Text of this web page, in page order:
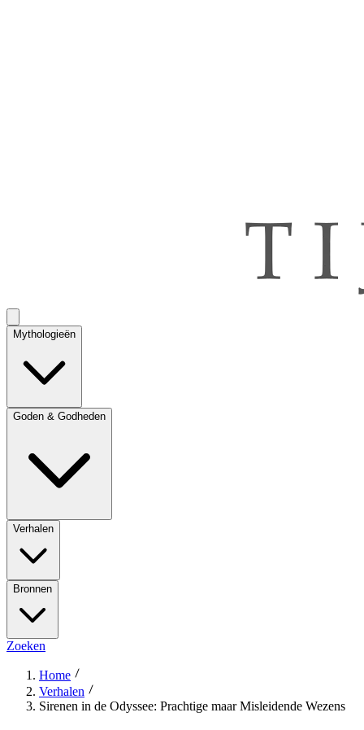
Mythologieën
Goden & Godheden
Verhalen
Bronnen
Zoeken
Home
Verhalen
Sirenen in de Odyssee: Prachtige maar Misleidende Wezens